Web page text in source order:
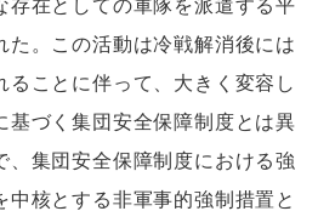
存在としての軍隊を派遣する平
た。この活動は冷戦解消後には
ることに伴って、大きく変容し
基づく集団安全保障制度とは異
、集団安全保障制度における強
中核とする非軍事的強制措置と